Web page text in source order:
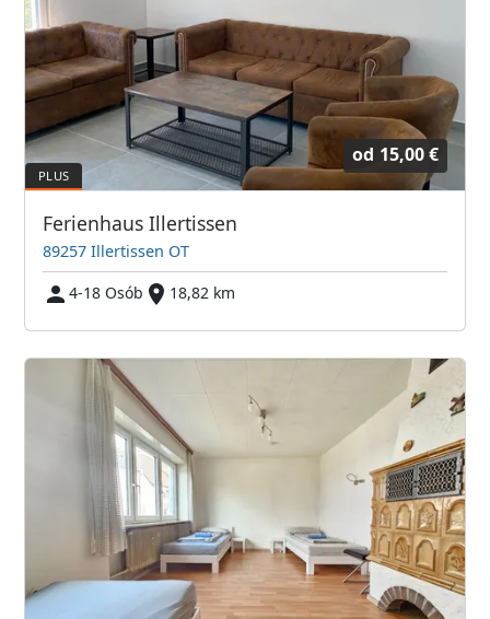
od 15,00 €
Ferienhaus Illertissen
89257 Illertissen OT
4-18 Osób
18,82 km